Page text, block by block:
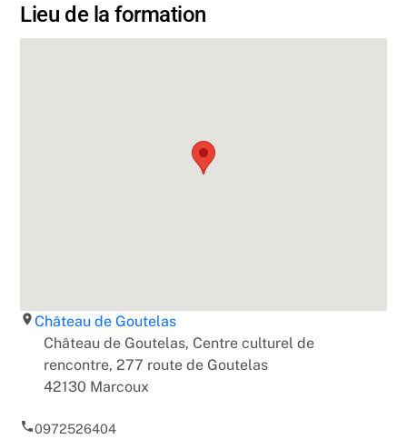
Lieu de la formation
roomChâteau de Goutelas
Château de Goutelas, Centre culturel de
rencontre, 277 route de Goutelas
42130 Marcoux
phone0972526404